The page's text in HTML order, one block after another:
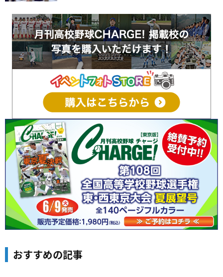
おすすめの記事